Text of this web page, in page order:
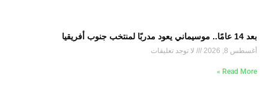
بعد 14 عامًا.. موسيماني يعود مدربًا لمنتخب جنوب أفريقيا
أغسطس 8, 2026 لا توجد تعليقات
Read More »